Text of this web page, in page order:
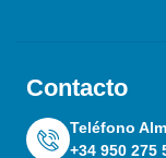
Contacto
Teléfono
+34 950 275